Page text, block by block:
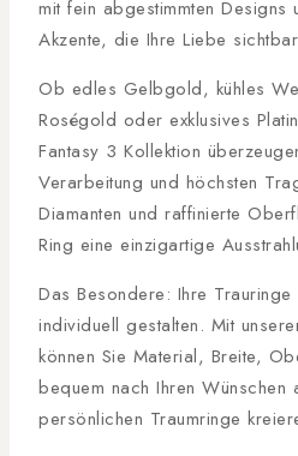
mit fein abgestimmten Designs
Akzente, die Ihre Liebe
Ob edles Gelbgold, kühles
Roségold oder exklusives
Fantasy 3 Kollektion
Verarbeitung und höchsten
Diamanten und raffinierte
Ring eine einzigartige
Das Besondere: Ihre
individuell gestalten. Mit
können Sie Material, Breite,
bequem nach Ihren Wünschen
persönlichen Traumringe